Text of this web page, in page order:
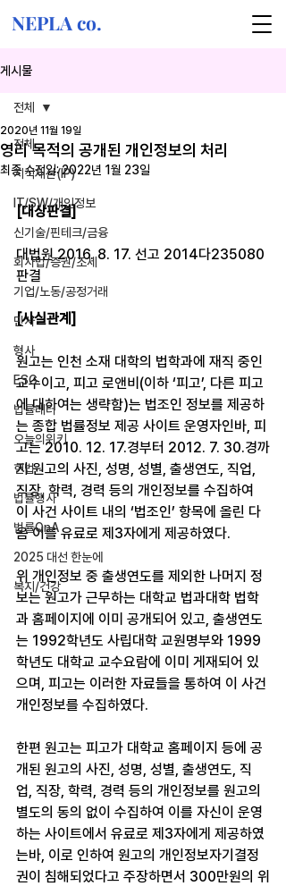
NEPLA co.
게시물
전체
지식재산(IP)
IT/SW/개인정보
신기술/핀테크/금융
회사법/증권/조세
기업/노동/공정거래
민사
형사
ESG
법률레터
오늘의위키
헌법
법률행사
법률QnA
2025 대선 한눈에
복지/건강
전체
영리 목적의 공개된 개인정보의 처리
2020년 11월 19일
최종 수정일:2022년 1월 23일
[대상판결]
대법원 2016. 8. 17. 선고 2014다235080
판결
[사실관계]
원고는 인천 소재 대학의 법학과에 재직 중인
교수이고, 피고 로앤비(이하 ‘피고’, 다른 피고
에 대하여는 생략함)는 법조인 정보를 제공하
는 종합 법률정보 제공 사이트 운영자인바, 피
고는 2010. 12. 17.경부터 2012. 7. 30.경까
지 원고의 사진, 성명, 성별, 출생연도, 직업,
직장, 학력, 경력 등의 개인정보를 수집하여
이 사건 사이트 내의 ‘법조인’ 항목에 올린 다
음 이를 유료로 제3자에게 제공하였다.
위 개인정보 중 출생연도를 제외한 나머지 정
보는 원고가 근무하는 대학교 법과대학 법학
과 홈페이지에 이미 공개되어 있고, 출생연도
는 1992학년도 사립대학 교원명부와 1999
학년도 대학교 교수요람에 이미 게재되어 있
으며, 피고는 이러한 자료들을 통하여 이 사건
개인정보를 수집하였다.
한편 원고는 피고가 대학교 홈페이지 등에 공
개된 원고의 사진, 성명, 성별, 출생연도, 직
업, 직장, 학력, 경력 등의 개인정보를 원고의
별도의 동의 없이 수집하여 이를 자신이 운영
하는 사이트에서 유료로 제3자에게 제공하였
는바, 이로 인하여 원고의 개인정보자기결정
권이 침해되었다고 주장하면서 300만원의 위